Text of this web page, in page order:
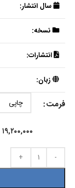
سال انتشار:
نسخه:
انتشارات:
زبان:
فرمت
۱۹,۲۰۰,۰۰۰